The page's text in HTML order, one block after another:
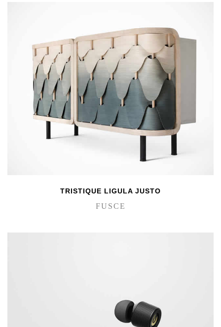
TRISTIQUE LIGULA JUSTO
FUSCE